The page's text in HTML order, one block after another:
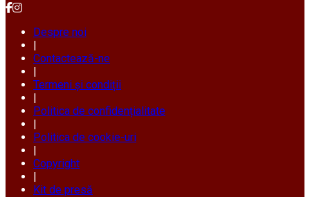
Despre noi
|
Contactează-ne
|
Termeni și condiții
|
Politica de confidențialitate
|
Politica de cookie-uri
|
Copyright
|
Kit de presă